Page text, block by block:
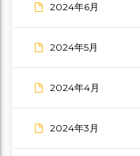
2024年6月
2024年5月
2024年4月
2024年3月